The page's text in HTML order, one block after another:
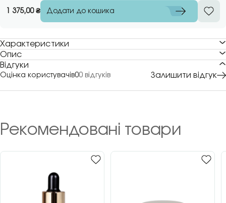
1 375,00₴ Додати до кошика
Характеристики
Опис
Відгуки
Оцінка користувачів00 відгуків Залишити відгук
Рекомендовані товари